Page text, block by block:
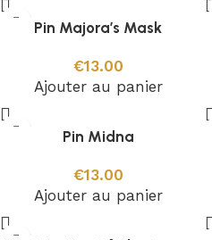
Pin Majora’s Mask
€13.00
Ajouter au panier
Pin Midna
€13.00
Ajouter au panier